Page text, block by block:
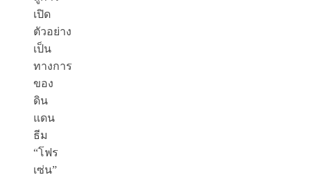
เปิด
ตัวอย่าง
เป็น
ทางการ
ของ
ดิน
แดน
ธีม
“โฟร
เซ่น”